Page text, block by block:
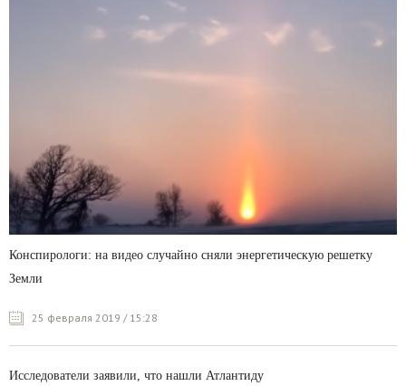
Конспирологи: на видео случайно сняли энергетическую решетку
Земли
25 февраля 2019 / 15:28
Исследователи заявили, что нашли Атлантиду